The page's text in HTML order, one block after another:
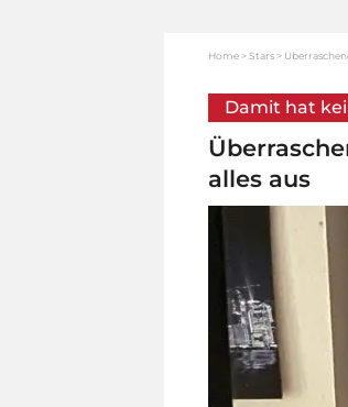
Home Stars
Damit hat
alles aus